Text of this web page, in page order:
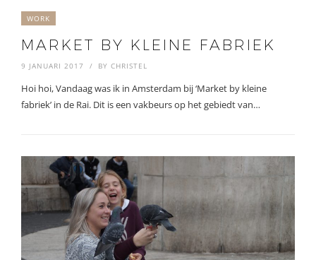
WORK
MARKET BY KLEINE FABRIEK
9 JANUARI 2017 BY CHRISTEL
Hoi hoi, Vandaag was ik in Amsterdam bij ‘Market by kleine
fabriek’ in de Rai. Dit is een vakbeurs op het gebiedt van…